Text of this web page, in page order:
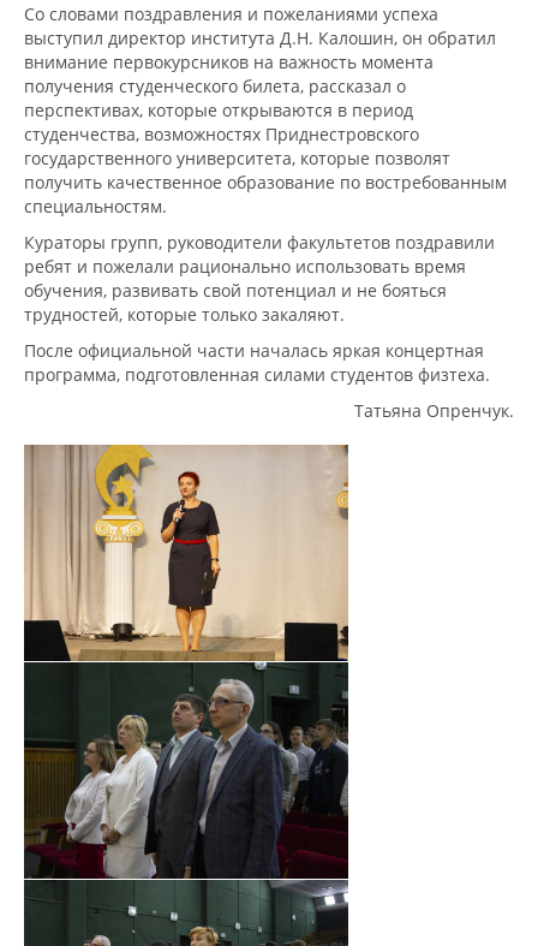
Со словами поздравления и пожеланиями успеха
выступил директор института Д.Н. Калошин, он обратил
внимание первокурсников на важность момента
получения студенческого билета, рассказал о
перспективах, которые открываются в период
студенчества, возможностях Приднестровского
государственного университета, которые позволят
получить качественное образование по востребованным
специальностям.
Кураторы групп, руководители факультетов поздравили
ребят и пожелали рационально использовать время
обучения, развивать свой потенциал и не бояться
трудностей, которые только закаляют.
После официальной части началась яркая концертная
программа, подготовленная силами студентов физтеха.
Татьяна Опренчук.